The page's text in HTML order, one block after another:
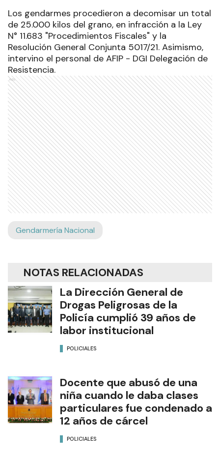
Los gendarmes procedieron a decomisar un total
de 25.000 kilos del grano, en infracción a la Ley
N° 11.683 "Procedimientos Fiscales" y la
Resolución General Conjunta 5017/21. Asimismo,
intervino el personal de AFIP - DGI Delegación de
Resistencia.
Ads
Gendarmería Nacional
NOTAS RELACIONADAS
La Dirección General de
Drogas Peligrosas de la
Policía cumplió 39 años de
labor institucional
POLICIALES
Docente que abusó de una
niña cuando le daba clases
particulares fue condenado a
12 años de cárcel
POLICIALES